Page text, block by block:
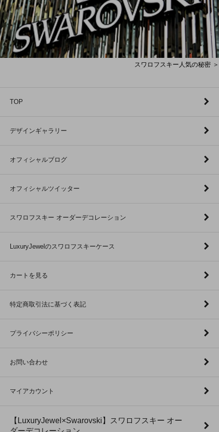
スワロフスキー人気の秘密 ＞
TOP
デザインギャラリー
オフィシャルブログ
オフィシャルツイッター
スワロフスキー オーダーデコレーション
LuxuryJewelのスワロフスキーケース
カートを見る
特定商取引法に基づく表記
プライバシーポリシー
お問い合わせ
マイアカウント
【LuxuryJewel×Swarovski】スワロフスキー オー